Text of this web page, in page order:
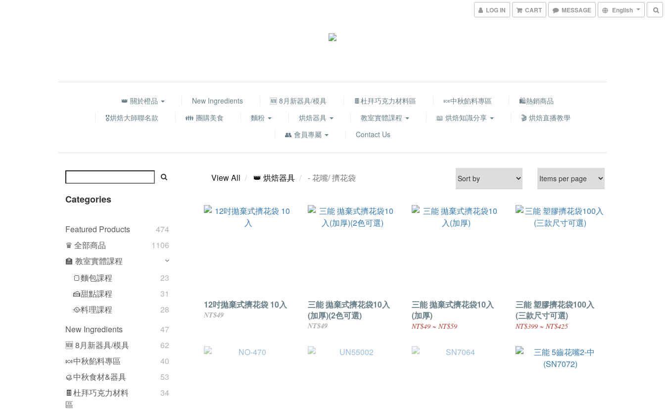
LOG IN CART MESSAGE English
👑 關於橙品 New Ingredients 🆕 8月新器具/模具 🍫杜拜巧克力材料區 🍬中秋餡料專區
🛍熱銷商品
🎖️烘焙大師聯名款
👪 團購美食 麵粉 烘焙器具 教室實體課程 📖 烘焙知識分享
🎬 烘焙直播教學
👥 會員專屬
Contact Us
Categories
Featured Products
474
♛ 全部商品
1106
🏫 教室實體課程
🍞麵包課程
23
🍰甜點課程
31
🥘料理課程
28
New Ingredients
47
🆕 8月新器具/模具
62
🍬中秋餡料專區
40
🥮中秋食材&器具
53
🍫杜拜巧克力材料
區
34
View All 👑 烘焙器具 - 花嘴/ 擠花袋
12吋拋棄式擠花袋 10入
NT$49
三能 拋棄式擠花袋10入
(加厚)(2色可選)
NT$49
三能 拋棄式擠花袋10入
(加厚)
NT$49 ~ NT$59
三能 塑膠擠花袋100入
(三款尺寸可選)
NT$399 ~ NT$425